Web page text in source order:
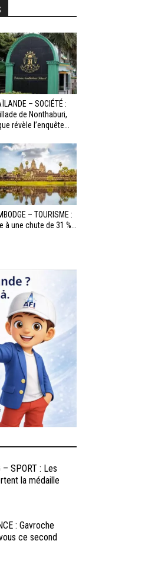
– SOCIÉTÉ :
de Nonthaburi,
révèle l’enquête...
– TOURISME :
à une chute de 31 %...
– SPORT : Les
la médaille
: Gavroche
ce second